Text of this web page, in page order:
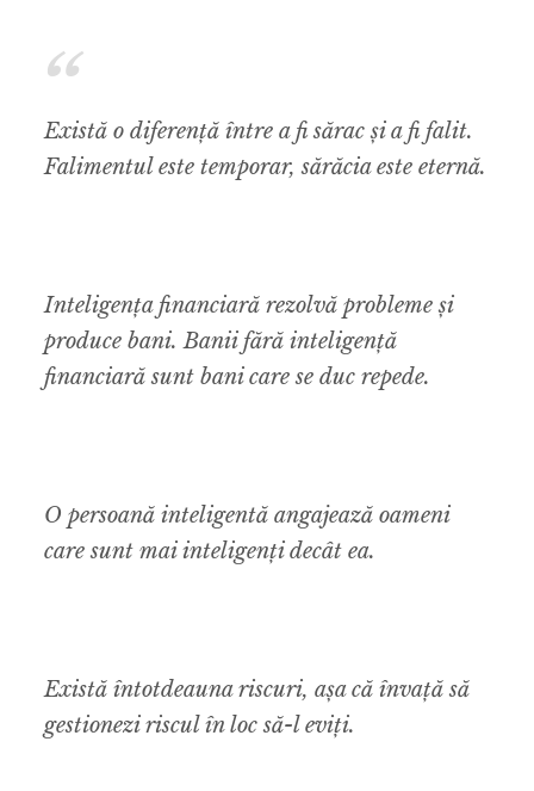
Există o diferență între a fi sărac și a fi falit.
Falimentul este temporar, sărăcia este eternă.
Inteligența financiară rezolvă probleme și
produce bani. Banii fără inteligență
financiară sunt bani care se duc repede.
O persoană inteligentă angajează oameni
care sunt mai inteligenți decât ea.
Există întotdeauna riscuri, așa că învață să
gestionezi riscul în loc să-l eviți.